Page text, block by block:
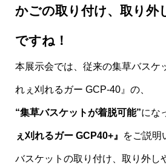
かごの取り付け、取り外
ですね！
本展示会では、従来の集草バスケ
れぇ刈れるガー GCP-40』の、
“集草バスケットが着脱可能”にな
ぇ刈れるガー GCP40+』 をご説明
バスケットの取り付け、取り外し